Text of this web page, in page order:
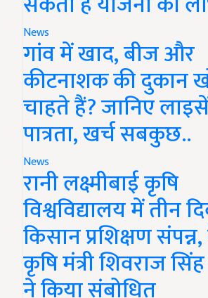
News
गांव में खाद, बीज और
कीटनाशक की दुकान
चाहते हैं? जानिए
पात्रता, खर्च सबकुछ..
News
रानी लक्ष्मीबाई कृषि
विश्वविद्यालय में तीन
किसान प्रशिक्षण
कृषि मंत्री शिवराज